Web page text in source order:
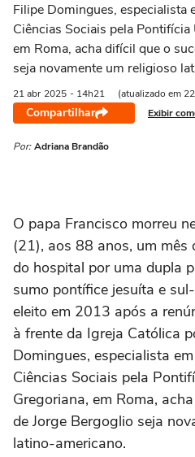
Filipe Domingues, especialista
Ciências Sociais pela
em Roma, acha difícil que o
seja novamente um religioso
21 abr 2025 - 14h21 (atualizado em
Compartilhar Exibir
Por: Adriana Brandão
O papa Francisco morreu
(21), aos 88 anos, um mês
do hospital por uma dupla
sumo pontífice jesuíta e
eleito em 2013 após a
à frente da Igreja Católica
Domingues, especialista
Ciências Sociais pela
Gregoriana, em Roma,
de Jorge Bergoglio seja
latino-americano.